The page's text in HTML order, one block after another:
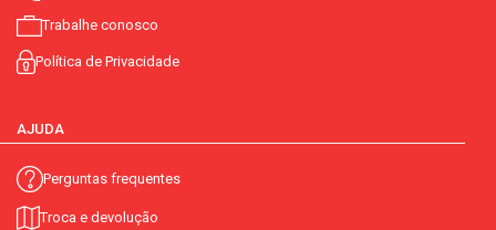
Trabalhe conosco
Política de Privacidade
AJUDA
Perguntas frequentes
Troca e devolução